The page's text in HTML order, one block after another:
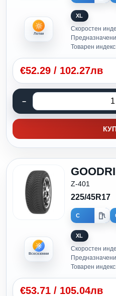
Летни
XL
Скоростен
Товарен
€52.29 / 102.27лв
Всесезонни
Z-401
225/45R17
C
XL
Скоростен
Товарен
€53.71 / 105.04лв